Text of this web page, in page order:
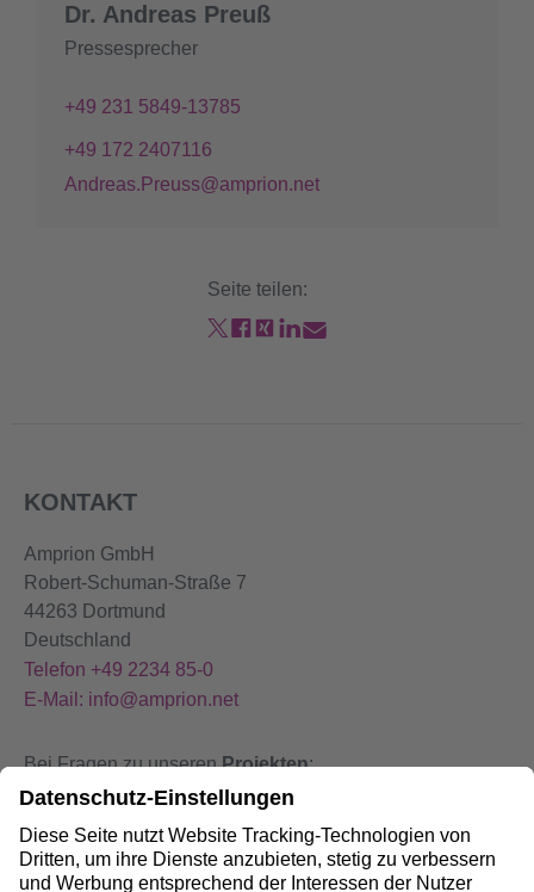
Dr. Andreas Preuß
Pressesprecher
+49 231 5849-13785
+49 172 2407116
Andreas.Preuss@amprion.net
Seite teilen:
KONTAKT
Amprion GmbH
Robert-Schuman-Straße 7
44263 Dortmund
Deutschland
Telefon +49 2234 85-0
E-Mail: info@amprion.net
Bei Fragen zu unserenProjekten:
+49 800 584 9000
BeiStörungen an unseren Anlagen: